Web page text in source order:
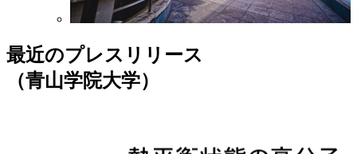
最近のプレスリリース
（青山学院大学）